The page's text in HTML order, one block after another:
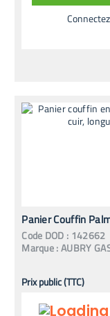
Panier Couffin
Code DOD : 142662
Marque :AUBRY
Prix public (TTC)